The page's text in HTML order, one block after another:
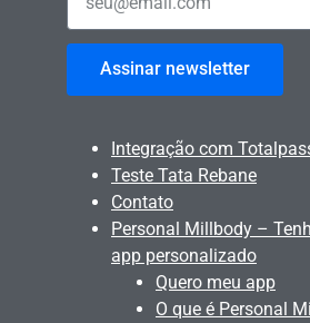
Assinar newsletter
Integração com
Teste Tata Rebane
Contato
Personal Millbody –
app personalizado
Quero meu app
O que é Personal